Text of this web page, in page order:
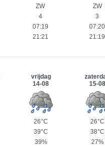
ZW
ZW
4
3
07:19
07:20
21:21 21:19
vrijdag
14-08
15-08
26°C
26°C
39°C
38°C
39%
27%